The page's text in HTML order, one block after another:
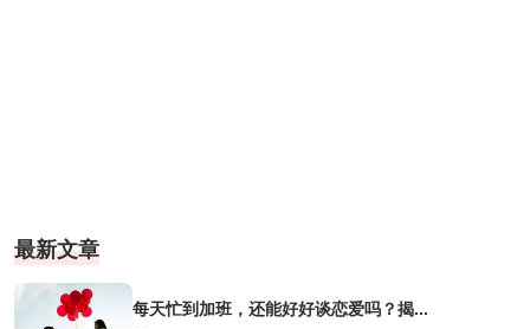
最新文章
每天忙到加班，还能好好谈恋爱吗？揭...